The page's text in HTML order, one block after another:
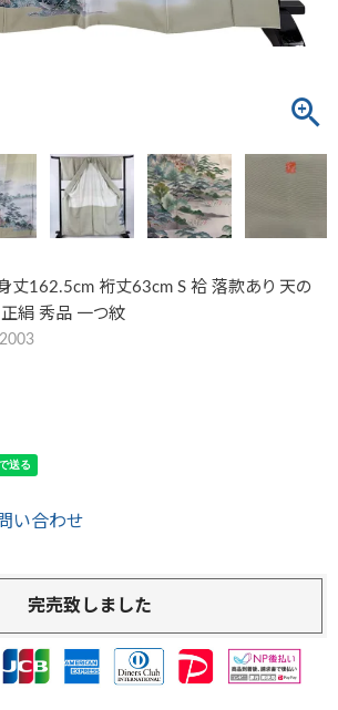
身丈162.5cm 裄丈63cm S 袷 落款あり 天の
絹 秀品 一つ紋
い合わせ
完売致しました